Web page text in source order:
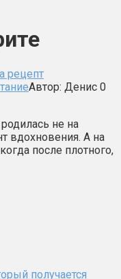
рецепт
Автор: Денис 0
не на
вдохновения. А на
после плотного,
получается